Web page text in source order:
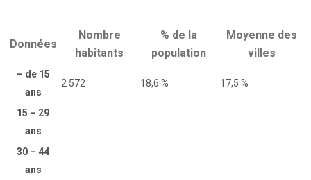
Données
Nombre
habitants
% de la
population
Moyenne des
villes
– de 15
ans
2 572 18,6 % 17,5 %
15 – 29
ans
30 – 44
ans